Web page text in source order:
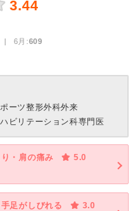
3.44
| 6月:609
ーツ整形外科外来
ビリテーション科専門医
・肩の痛み
5.0
手足がしびれる
3.0